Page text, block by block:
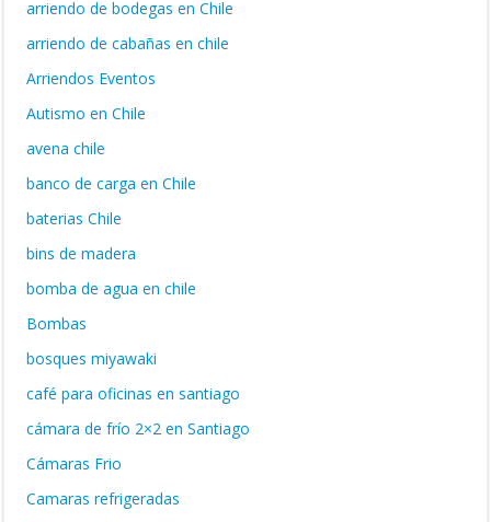
arriendo de bodegas en Chile
arriendo de cabañas en chile
Arriendos Eventos
Autismo en Chile
avena chile
banco de carga en Chile
baterias Chile
bins de madera
bomba de agua en chile
Bombas
bosques miyawaki
café para oficinas en santiago
cámara de frío 2×2 en Santiago
Cámaras Frio
Camaras refrigeradas